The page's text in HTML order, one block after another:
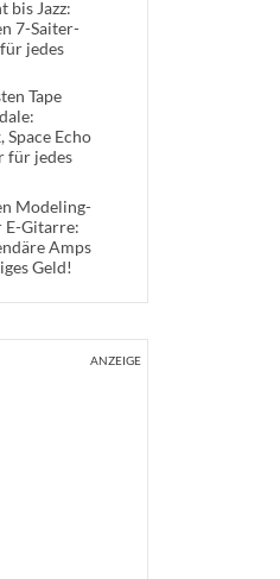
bis Jazz:
7-Saiter-
jedes
Tape
Space Echo
für jedes
Modeling-
E-Gitarre:
Amps
Geld!
ANZEIGE